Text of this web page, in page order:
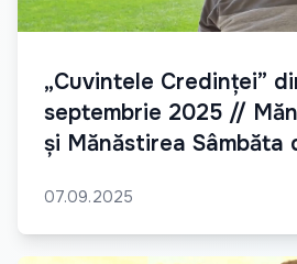
„Cuvintele Credinței”
septembrie 2025 //
și Mănăstirea Sâmbăta
07.09.2025